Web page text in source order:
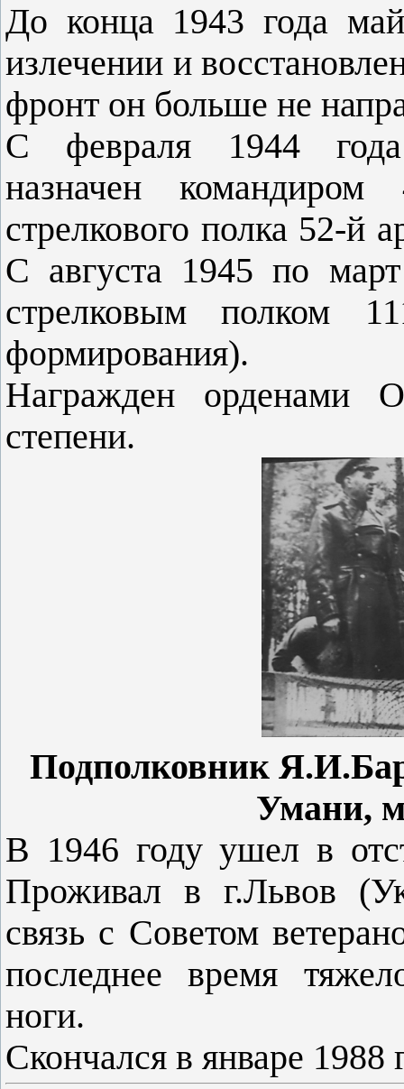
До конца 1943 года
излечении и
фронт он больше не
С февраля 1944 года
назначен командиром
стрелкового полка 52-й
С августа 1945 по
стрелковым полком
формирования).
Награжден орденами
степени.
Подполковник
Умани,
В 1946 году ушел в
Проживал в г.Львов
связь с Советом
последнее время
ноги.
Скончался в январе 1988